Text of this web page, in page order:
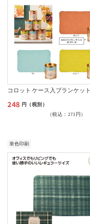
コロット ケース入ブランケット
通
格
248 円（税別）
（税込：273円）
単色印刷